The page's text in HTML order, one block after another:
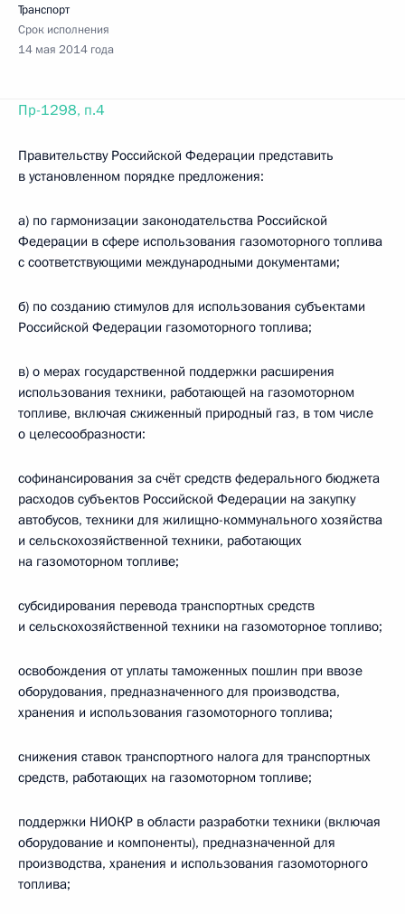
Транспорт
Срок исполнения
14 мая 2014 года
Пр-1298, п.4
Правительству Российской Федерации представить
в установленном порядке предложения:
а) по гармонизации законодательства Российской
Федерации в сфере использования газомоторного топлива
с соответствующими международными документами;
б) по созданию стимулов для использования субъектами
Российской Федерации газомоторного топлива;
в) о мерах государственной поддержки расширения
использования техники, работающей на газомоторном
топливе, включая сжиженный природный газ, в том числе
о целесообразности:
софинансирования за счёт средств федерального бюджета
расходов субъектов Российской Федерации на закупку
автобусов, техники для жилищно-коммунального хозяйства
и сельскохозяйственной техники, работающих
на газомоторном топливе;
субсидирования перевода транспортных средств
и сельскохозяйственной техники на газомоторное топливо;
освобождения от уплаты таможенных пошлин при ввозе
оборудования, предназначенного для производства,
хранения и использования газомоторного топлива;
снижения ставок транспортного налога для транспортных
средств, работающих на газомоторном топливе;
поддержки НИОКР в области разработки техники (включая
оборудование и компоненты), предназначенной для
производства, хранения и использования газомоторного
топлива;